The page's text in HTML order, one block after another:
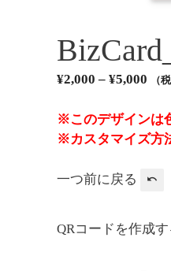
¥2,000 – ¥5,000 （
※このデザインは
※カスタマイズ方
一つ前に戻る
QRコードを作成